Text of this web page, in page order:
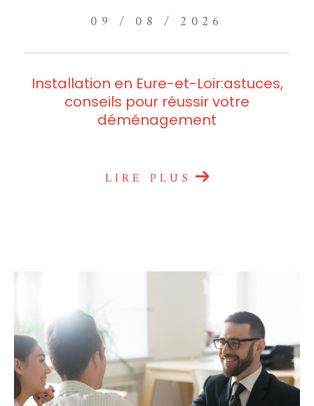
09 / 08 / 2026
Installation en Eure-et-Loir:astuces,
conseils pour réussir votre
déménagement
LIRE PLUS